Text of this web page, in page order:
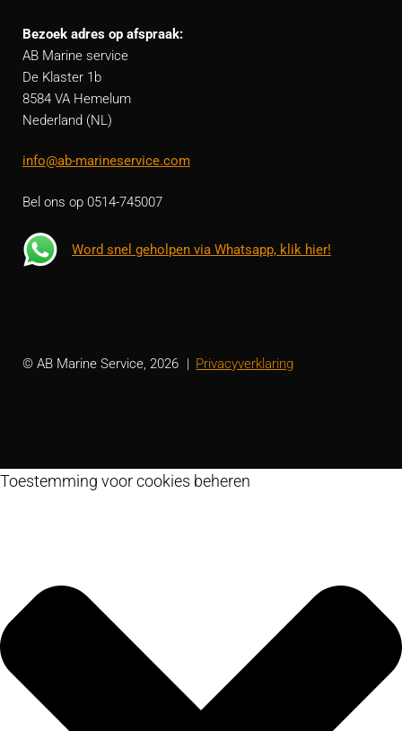
Bezoek adres op afspraak:
AB Marine service
De Klaster 1b
8584 VA Hemelum
Nederland (NL)
info@ab-marineservice.com
Bel ons op 0514-745007
Word snel geholpen via Whatsapp, klik hier!
© AB Marine Service, 2026 Privacyverklaring
Toestemming voor cookies beheren